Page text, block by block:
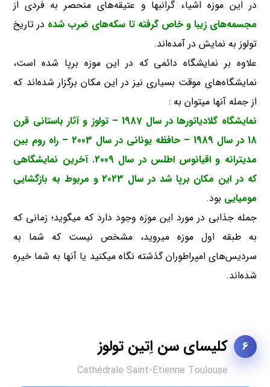
در این موزه اشیاء گرانبها و عتیقه‌های منحصر به فردی از
مجسمه‌های زیبا و خاص گرفته تا سکه‌های ضرب شده در تاریخ
تولوز به نمایش در آمده‌اند.
علاوه بر نمایشگاه دائمی که در این موزه برپا شده است،
نمایشگاه‌های موقت بسیاری نیز در این مکان برگزار شده‌اند که
از جمله آنها میتوان به :
نمایشگاه گلادیاتور‌ها در سال 1987 – تولوز و آثار باستانی قرن
18 در سال 1989 – حافظه یونانی در سال 2003 – راه روم بین
مدیترانه و اقیانوس اطلس در سال 2009. آخرین نمایشگاهی
که در این مکان برپا شد در سال 2023 و مربوط به بازگشایی
مومیایی بود.
جمله جذابی در مورد این موزه وجود دارد که میگوید؛ زمانی که
به طبقه اول موزه میروید، مشخص نیست که شما به
سردیس‌های امپراطوران گذشته نگاه میکنید یا آنها به شما خیره
شده‌اند.
6 کلیسای سن اِتین تولوز
Cathédrale Saint-Etienne Toulouse